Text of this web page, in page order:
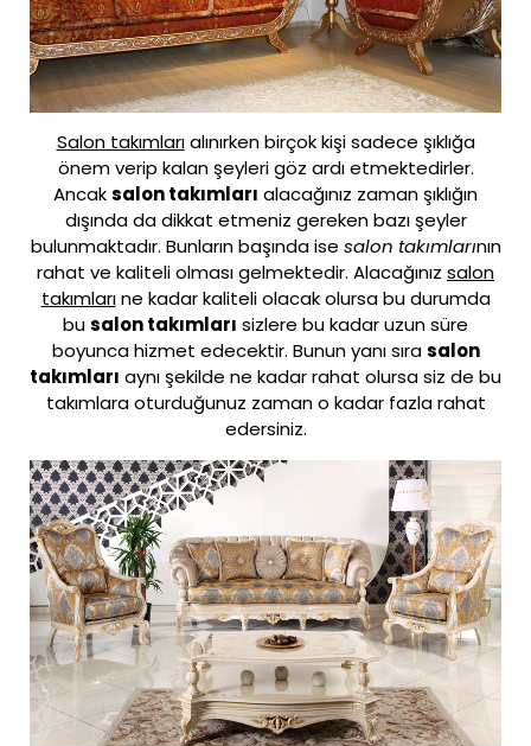
Salon takımlarıalınırken birçok kişi sadece şıklığa
önem verip kalan şeyleri göz ardı etmektedirler.
Ancaksalon takımları alacağınız zaman şıklığın
dışında da dikkat etmeniz gereken bazı şeyler
bulunmaktadır. Bunların başında ise salon takımlarının
rahat ve kaliteli olması gelmektedir. Alacağınız salon
takımlarıne kadar kaliteli olacak olursa bu durumda
busalon takımları sizlere bu kadar uzun süre
boyunca hizmet edecektir. Bunun yanı sırasalon
takımları aynı şekilde ne kadar rahat olursa siz de bu
takımlara oturduğunuz zaman o kadar fazla rahat
edersiniz.